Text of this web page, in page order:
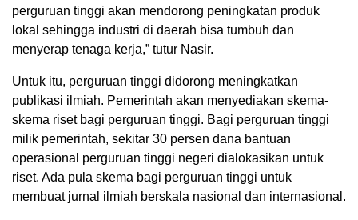
perguruan tinggi akan mendorong peningkatan produk
lokal sehingga industri di daerah bisa tumbuh dan
menyerap tenaga kerja,” tutur Nasir.
Untuk itu, perguruan tinggi didorong meningkatkan
publikasi ilmiah. Pemerintah akan menyediakan skema-
skema riset bagi perguruan tinggi. Bagi perguruan tinggi
milik pemerintah, sekitar 30 persen dana bantuan
operasional perguruan tinggi negeri dialokasikan untuk
riset. Ada pula skema bagi perguruan tinggi untuk
membuat jurnal ilmiah berskala nasional dan internasional.